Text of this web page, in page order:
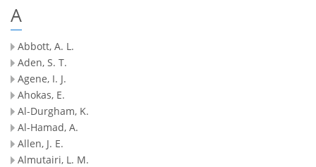
A
Abbott, A. L.
Aden, S. T.
Agene, I. J.
Ahokas, E.
Al-Durgham, K.
Al-Hamad, A.
Allen, J. E.
Almutairi, L. M.